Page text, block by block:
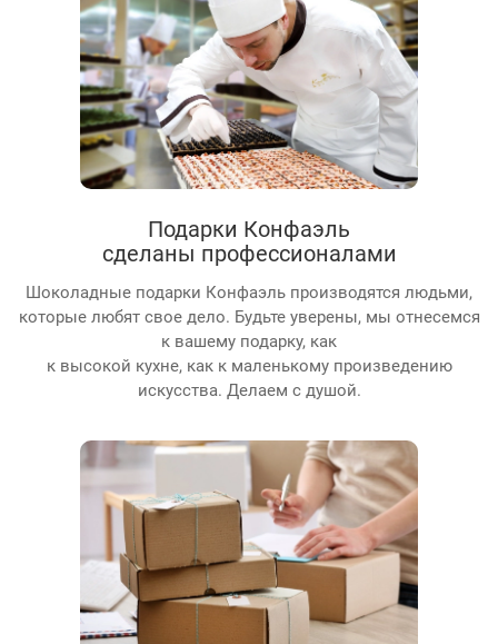
Подарки Конфаэль
сделаны профессионалами
Шоколадные подарки Конфаэль производятся людьми,
которые любят свое дело. Будьте уверены, мы отнесемся
к вашему подарку, как
к высокой кухне, как к маленькому произведению
искусства. Делаем с душой.